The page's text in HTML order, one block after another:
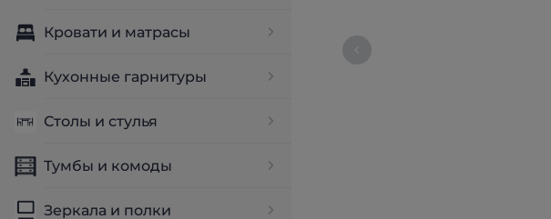
Кровати и матрасы
Кухонные гарнитуры
Столы и стулья
Тумбы и комоды
Зеркала и полки